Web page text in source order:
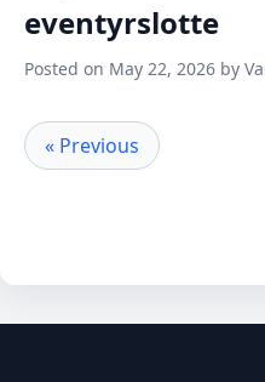
eventyrslotte
Posted on May 22, 2026 by
« Previous